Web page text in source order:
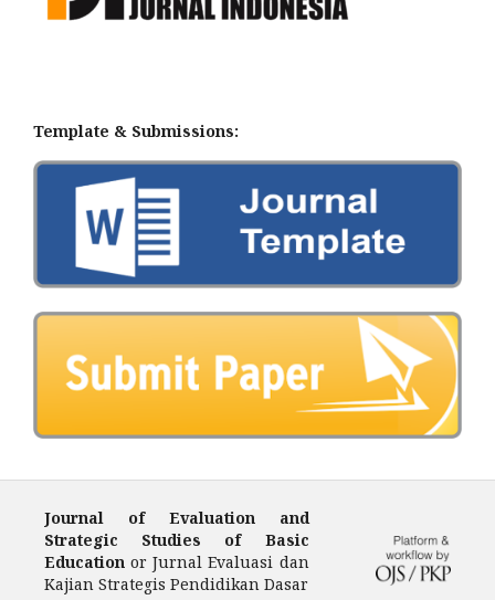
Template & Submissions:
Journal of Evaluation and
Strategic Studies of Basic
Education or Jurnal Evaluasi dan
Kajian Strategis Pendidikan Dasar